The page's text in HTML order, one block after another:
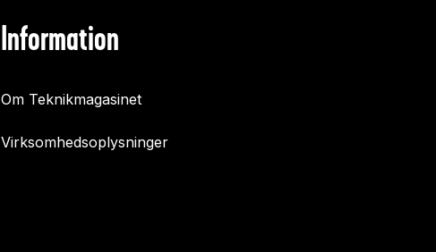
Information
Om Teknikmagasinet
Virksomhedsoplysninger